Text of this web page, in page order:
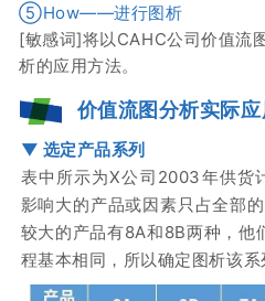
⑤How——进行图析
[敏感词]将以CAHC公司价值流
析的应用方法。
价值流图分析实际应
▼ 选定产品系列
表中所示为X公司2003年供
影响大的产品或因素只占全部
较大的产品有8A和8B两种，他
程基本相同，所以确定图析该系